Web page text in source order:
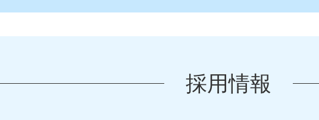
採用情報